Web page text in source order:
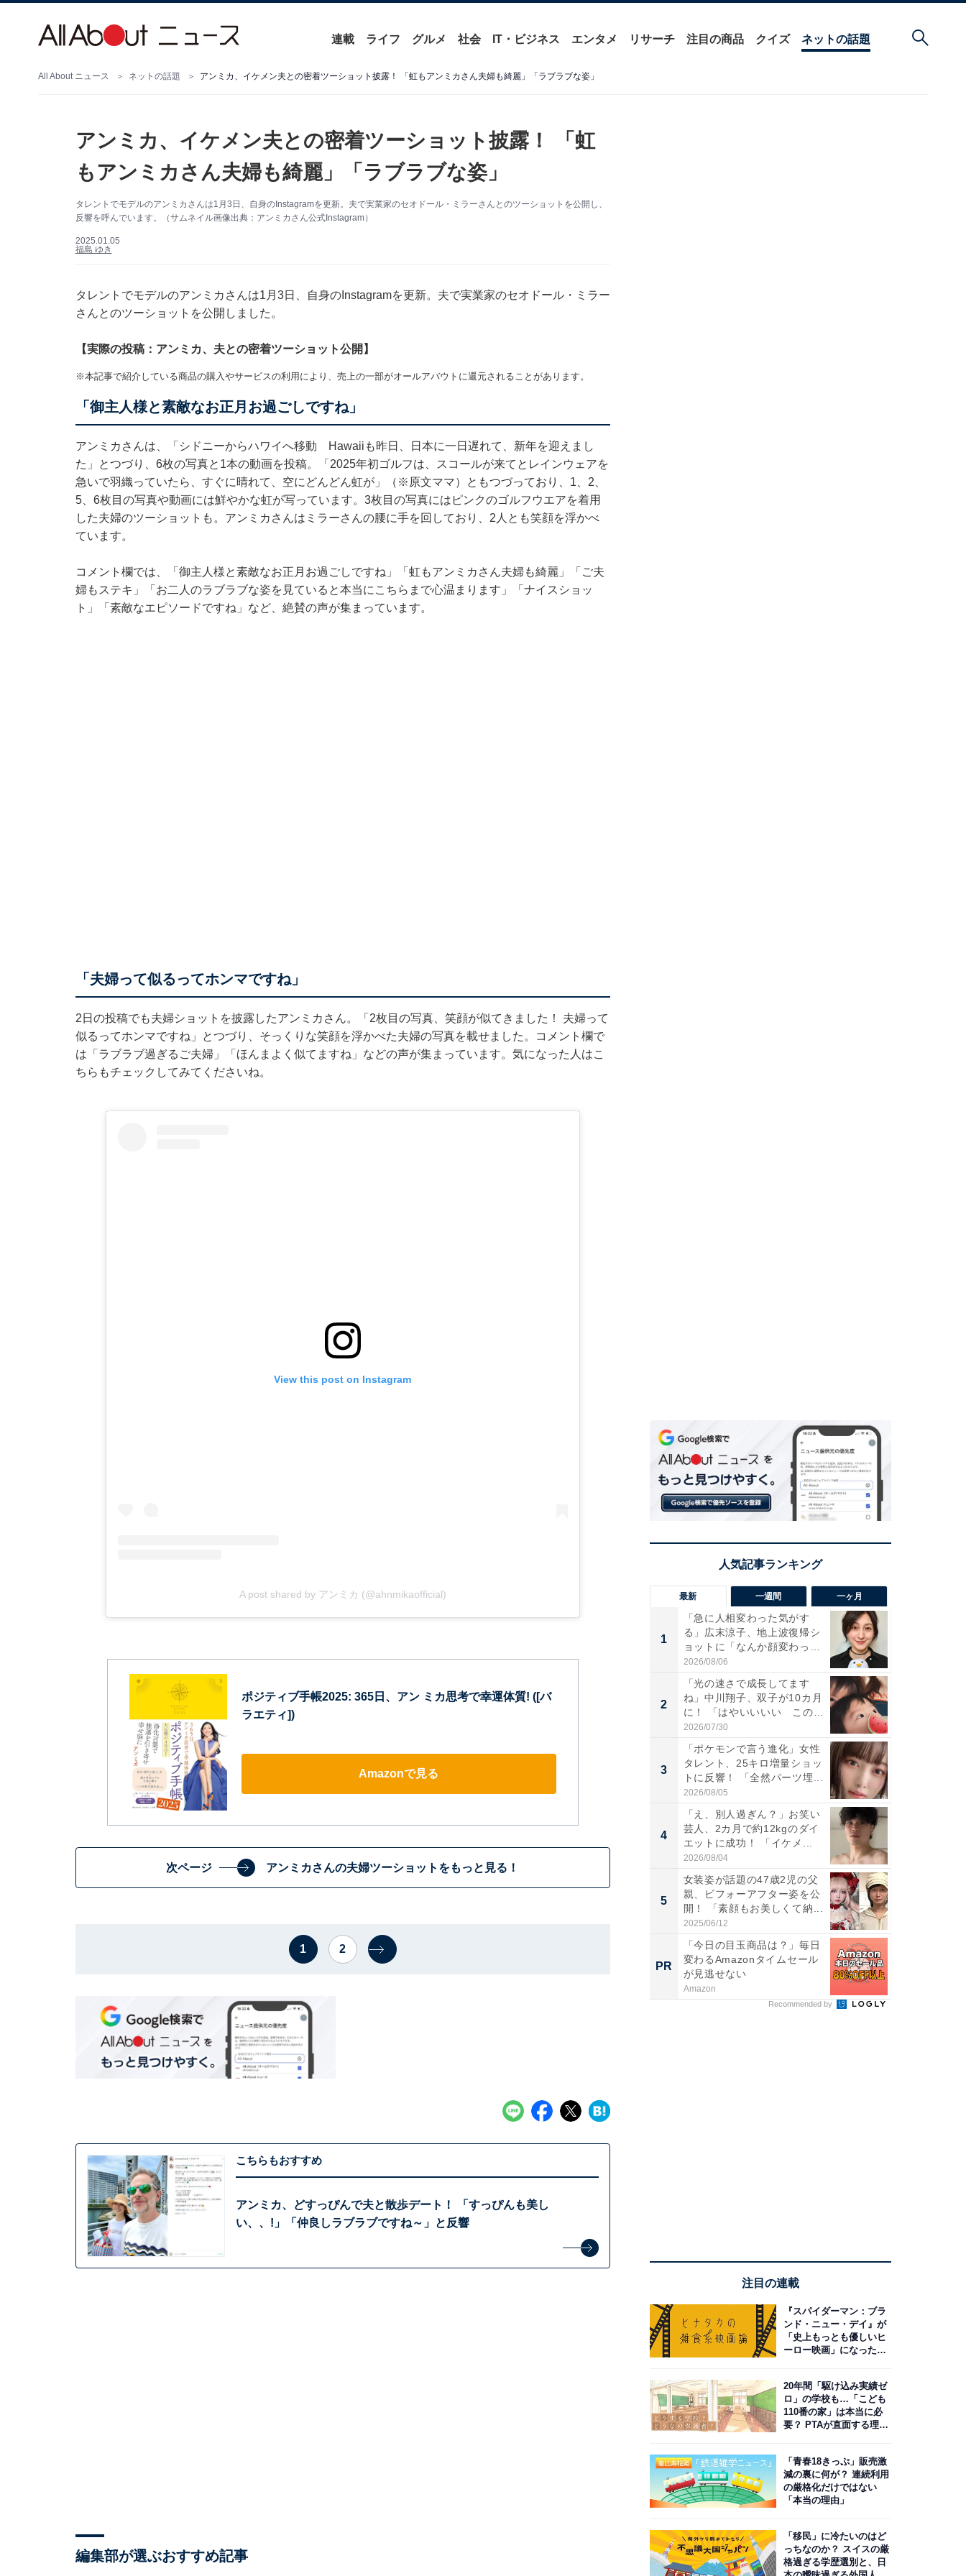
連載 ライフ グルメ 社会 IT・ビジネス エンタメ リサーチ 注目の商品 クイズ ネットの話題
All About ニュース ネットの話題 アンミカ、イケメン夫との密着ツーショット披露！ 「虹もアンミカさん夫婦も綺麗」「ラブラブな姿」
アンミカ、イケメン夫との密着ツーショット披露！ 「虹
もアンミカさん夫婦も綺麗」「ラブラブな姿」
タレントでモデルのアンミカさんは1月3日、自身のInstagramを更新。夫で実業家のセオドール・ミラーさんとのツーショットを公開し、
反響を呼んでいます。（サムネイル画像出典：アンミカさん公式Instagram）
2025.01.05
福島 ゆき
タレントでモデルのアンミカさんは1月3日、自身のInstagramを更新。夫で実業家のセオドール・ミラー
さんとのツーショットを公開しました。
【実際の投稿：アンミカ、夫との密着ツーショット公開】
※本記事で紹介している商品の購入やサービスの利用により、売上の一部がオールアバウトに還元されることがあります。
「御主人様と素敵なお正月お過ごしですね」
アンミカさんは、「シドニーからハワイへ移動 Hawaiiも昨日、日本に一日遅れて、新年を迎えまし
た」とつづり、6枚の写真と1本の動画を投稿。「2025年初ゴルフは、スコールが来てとレインウェアを
急いで羽織っていたら、すぐに晴れて、空にどんどん虹が」（※原文ママ）ともつづっており、1、2、
5、6枚目の写真や動画には鮮やかな虹が写っています。3枚目の写真にはピンクのゴルフウエアを着用
した夫婦のツーショットも。アンミカさんはミラーさんの腰に手を回しており、2人とも笑顔を浮かべ
ています。
コメント欄では、「御主人様と素敵なお正月お過ごしですね」「虹もアンミカさん夫婦も綺麗」「ご夫
婦もステキ」「お二人のラブラブな姿を見ていると本当にこちらまで心温まります」「ナイスショッ
ト」「素敵なエピソードですね」など、絶賛の声が集まっています。
「夫婦って似るってホンマですね」
2日の投稿でも夫婦ショットを披露したアンミカさん。「2枚目の写真、笑顔が似てきました！ 夫婦って
似るってホンマですね」とつづり、そっくりな笑顔を浮かべた夫婦の写真を載せました。コメント欄で
は「ラブラブ過ぎるご夫婦」「ほんまよく似てますね」などの声が集まっています。気になった人はこ
ちらもチェックしてみてくださいね。
View this post on Instagram
A post shared by アンミカ (@ahnmikaofficial)
ポジティブ手帳2025: 365日、アン ミカ思考で幸運体質! ([バ
ラエティ])
Amazonで見る
次ページ アンミカさんの夫婦ツーショットをもっと見る！
1 2
こちらもおすすめ
アンミカ、どすっぴんで夫と散歩デート！ 「すっぴんも美し
い、、!」「仲良しラブラブですね～」と反響
編集部が選ぶおすすめ記事
最新 一週間 一ヶ月
1
「急に人相変わった気がす
る」広末涼子、地上波復帰シ
ョットに「なんか顔変わっ
た」の...
2026/08/06
2
「光の速さで成長してます
ね」中川翔子、双子が10カ月
に！ 「はやいいいい この
前...
2026/07/30
3
「ポケモンで言う進化」女性
タレント、25キロ増量ショッ
トに反響！ 「全然パーツ埋...
2026/08/05
4
「え、別人過ぎん？」お笑い
芸人、2カ月で約12kgのダイ
エットに成功！ 「イケメ...
2026/08/04
5
女装姿が話題の47歳2児の父
親、ビフォーアフター姿を公
開！ 「素顔もお美しくて納...
2025/06/12
PR
「今日の目玉商品は？」毎日
変わるAmazonタイムセール
が見逃せない
Amazon
Recommended by
注目の連載
『スパイダーマン：ブラ
ンド・ニュー・デイ』が
「史上もっとも優しいヒ
ーロー映画」になった理
20年間「駆け込み実績ゼ
ロ」の学校も…「こども
110番の家」は本当に必
要？ PTAが直面する理想
「青春18きっぷ」販売激
減の裏に何が？ 連続利用
の厳格化だけではない
「本当の理由」
「移民」に冷たいのはど
っちなのか？ スイスの厳
格過ぎる学歴選別と、日